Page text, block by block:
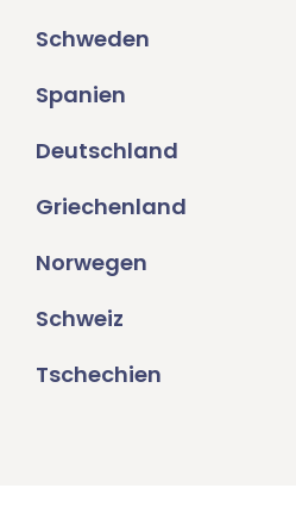
Schweden
Spanien
Deutschland
Griechenland
Norwegen
Schweiz
Tschechien